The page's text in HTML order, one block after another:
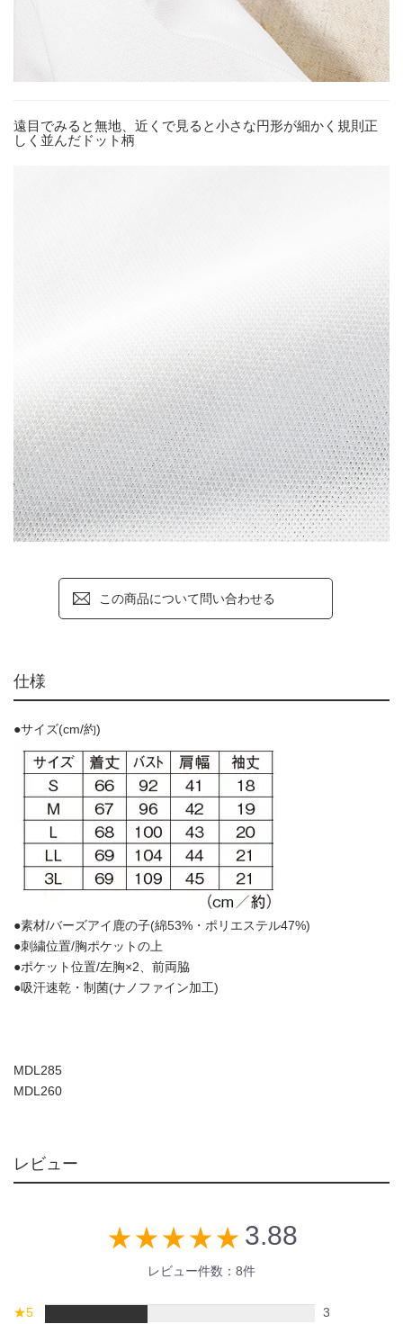
遠目でみると無地、近くで見ると小さな円形が細かく規則正
しく並んだドット柄
この商品について問い合わせる
仕様
●サイズ(cm/約)
●素材/バーズアイ鹿の子(綿53%・ポリエステル47%)
●刺繍位置/胸ポケットの上
●ポケット位置/左胸×2、前両脇
●吸汗速乾・制菌(ナノファイン加工)
MDL285
MDL260
レビュー
star_rate star_rate star_rate star_rate star_rate 3.88
レビュー件数：8件
★5 3